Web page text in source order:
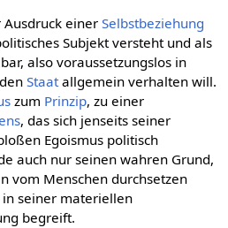
einer Selbstbeziehung
Subjekt versteht und als
also voraussetzungslos in
Staatallgemein verhalten will.
zum Prinzip, zu einer
, das sich jenseits seiner
Egoismus politisch
auch nur seinen wahren Grund,
vom Menschen durchsetzen
seiner materiellen
begreift.